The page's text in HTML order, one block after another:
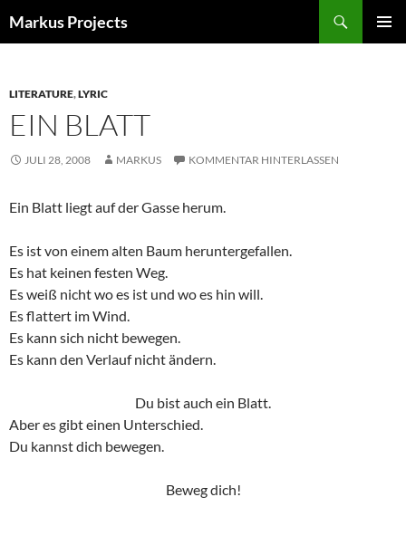
Inhalt
Markus Projects
LITERATURE,LYRIC
EIN BLATT
JULI 28, 2008 MARKUS KOMMENTAR HINTERLASSEN
Ein Blatt liegt auf der Gasse herum.
Es ist von einem alten Baum heruntergefallen.
Es hat keinen festen Weg.
Es weiß nicht wo es ist und wo es hin will.
Es flattert im Wind.
Es kann sich nicht bewegen.
Es kann den Verlauf nicht ändern.
Du bist auch ein Blatt.
Aber es gibt einen Unterschied.
Du kannst dich bewegen.
Beweg dich!